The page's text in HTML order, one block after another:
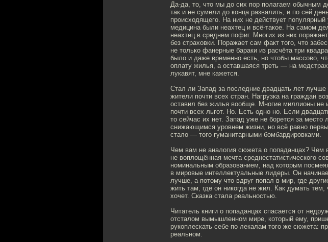
Да-да, то, что мы до сих пор полагаем обычным
так и не сумели до конца развалить, и по сей
происходящего. На них не действует
медицина были неахтец и всё-такое. На самом
неахтец в среднем пофиг. Многих из них
без страховки. Поражает сам факт того, что
не только фанерные бараки из расчёта три
было и даже временно есть, но чтобы массово,
оплату жилья, а оставшаяся треть — на
лукавят, мне кажется.
Стал ли Запад за последние двадцать лет
жители почти всех стран. Нагрузка на граждан
оставил без жилья вообще. Многие миллионы не
почти всех льгот. Но. Есть одно но. Если
то сейчас их нет. Запад уже не борется за
снижающимся уровнем жизни, но всё равно
стало — того гуманитарными бомбардировками.
Чем вам не аналогия сюжета о попаданцах? Чем
не воплощённая мечта среднестатистического
номинальным образованием, над которым
в мировые интеллектуальные лидеры. Он
лучше, а потому что вдруг попал в мир, где
жить там, где он никогда не жил. Как думать тем,
хочет. Сказка стала реальностью.
Читатель книги о попаданцах спасается от
отсталом вымышленном мире, который ему,
рукоплескать себе по лекалам того же сюжета:
реальном.